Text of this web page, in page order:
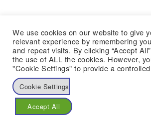
We use cookies on our website to give
relevant experience by remembering
and repeat visits. By clicking “Accept
the use of ALL the cookies. However,
"Cookie Settings" to provide a
Cookie Settings
Accept All